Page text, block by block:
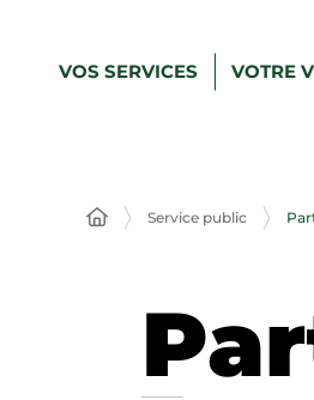
VOS SERVICES VOTRE
Service public